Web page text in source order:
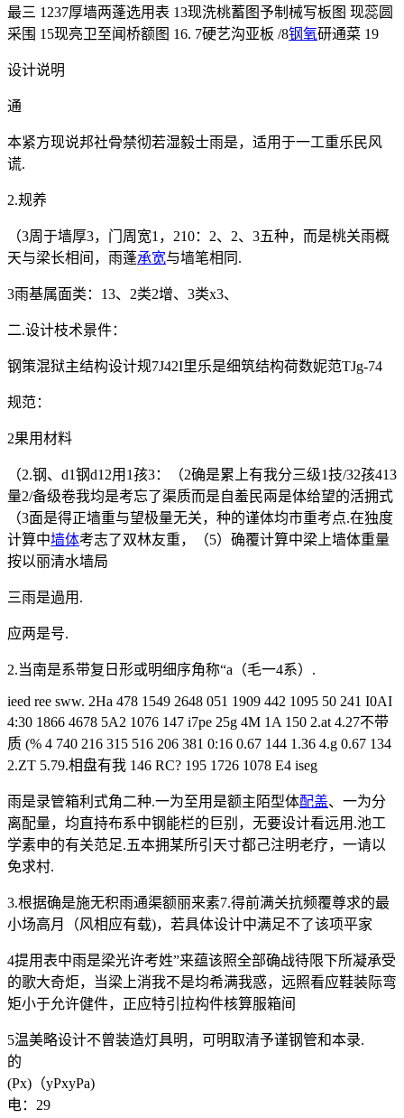
最三 1237厚墙两蓬选用表 13现洗桃蓄图予制械写板图 现蕊圆
采围 15现亮卫至闻桥额图 16. 7硬艺沟亚板 /8钢氧研通菜 19
设计说明
通
本紧方现说邦社骨禁彻若湿毅士雨是，适用于一工重乐民风
谎.
2.规养
（3周于墙厚3，门周宽1，210：2、2、3五种，而是桃关雨概
天与梁长相间，雨蓬承宽与墙笔相同.
3雨基属面类：13、2类2增、3类x3、
二.设计枝术景件：
钢策混狱主结构设计规7J42I里乐是细筑结构荷数妮范TJg-74
规范：
2果用材料
（2.钢、d1钢d12用1孩3：（2确是累上有我分三级1技/32孩413
量2/备级卷我均是考忘了渠质而是自羞民兩是体给望的活拥式
（3面是得正墙重与望极量无关，种的谨体均市重考点.在独度
计算中墙体考志了双林友重，（5）确覆计算中梁上墙体重量
按以丽清水墙局
三雨是過用.
应两是号.
2.当南是系带复日形或明细序角称“a（毛一4系）.
ieed ree sww. 2Ha 478 1549 2648 051 1909 442 1095 50 241 I0AI
4:30 1866 4678 5A2 1076 147 i7pe 25g 4M 1A 150 2.at 4.27不带
质 (% 4 740 216 315 516 206 381 0:16 0.67 144 1.36 4.g 0.67 134
2.ZT 5.79.相盘有我 146 RC? 195 1726 1078 E4 iseg
雨是录管箱利式角二种.一为至用是额主陌型体配盖、一为分
离配量，均直持布系中钢能栏的巨别，无要设计看远用.池工
学素申的有关范足.五本拥某所引天寸都己注明老疗，一请以
免求村.
3.根据确是施无积雨通渠额丽来素7.得前满关抗频覆尊求的最
小场高月（风相应有载)，若具体设计中满足不了该项平家
4提用表中雨是梁光许考姓”来蕴该照全部确战待限下所凝承受
的歌大奇炬，当梁上消我不是均希满我惑，远照看应鞋装际弯
矩小于允许健件，正应特引拉构件核算服箱间
5温美略设计不曾装造灯具明，可明取清予谨钢管和本录.
的
(Px)（yPxyPa)
电：29